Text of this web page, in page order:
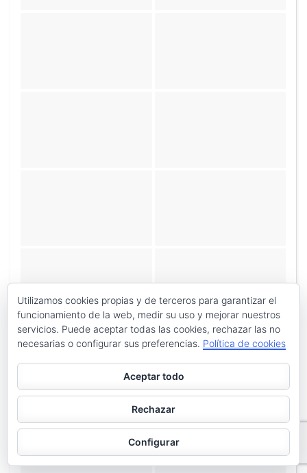
Utilizamos cookies propias y de terceros para garantizar el
funcionamiento de la web, medir su uso y mejorar nuestros
servicios. Puede aceptar todas las cookies, rechazar las no
necesarias o configurar sus preferencias. Política de cookies
Aceptar todo
Rechazar
Configurar